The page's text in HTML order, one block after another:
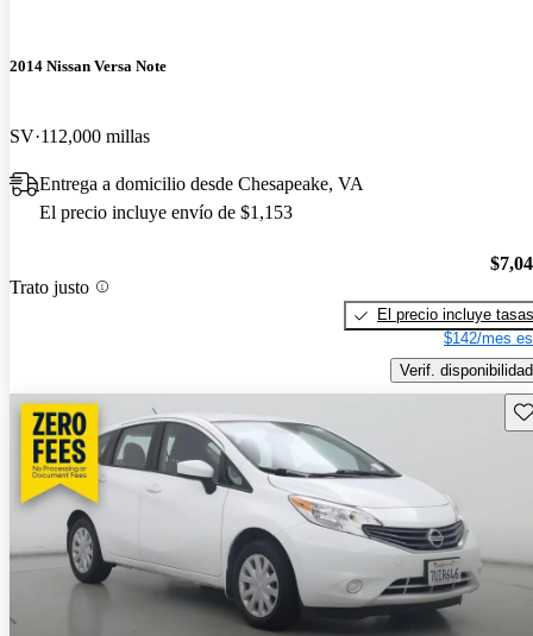
2014 Nissan Versa Note
SV 112,000 millas
Entrega a domicilio desde Chesapeake, VA
El precio incluye envío de $1,153
Trato justo
El precio incluye tasas
$142/mes
Verif. disponibilidad